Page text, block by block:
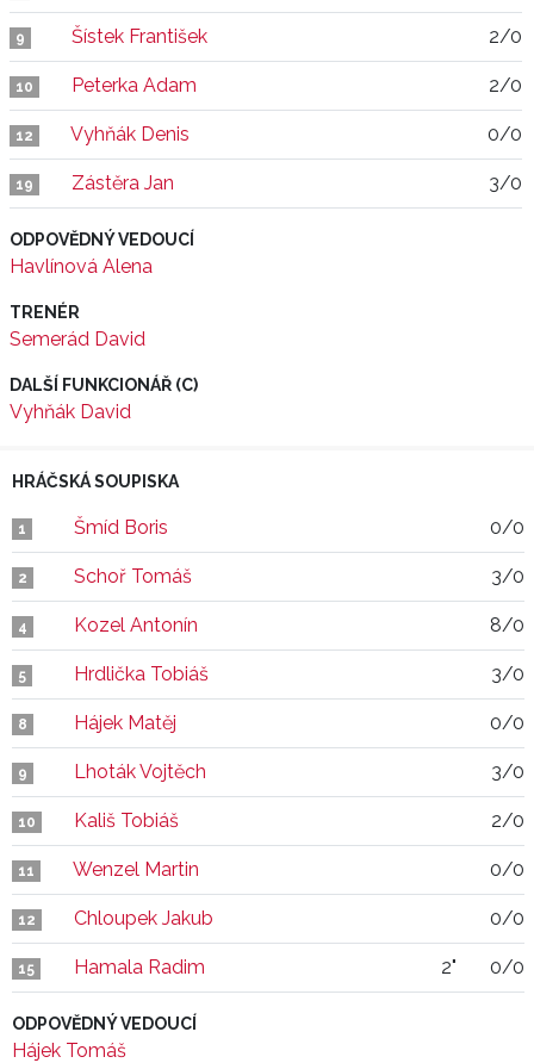
9 Šístek František 2/0
10 Peterka Adam 2/0
12 Vyhňák Denis 0/0
19 Zástěra Jan 3/0
ODPOVĚDNÝ VEDOUCÍ
Havlínová Alena
TRENÉR
Semerád David
DALŠÍ FUNKCIONÁŘ (C)
Vyhňák David
HRÁČSKÁ SOUPISKA
1 Šmíd Boris 0/0
2 Schoř Tomáš 3/0
4 Kozel Antonín 8/0
5 Hrdlička Tobiáš 3/0
8 Hájek Matěj 0/0
9 Lhoták Vojtěch 3/0
10 Kališ Tobiáš 2/0
11 Wenzel Martin 0/0
12 Chloupek Jakub 0/0
15 Hamala Radim 2" 0/0
ODPOVĚDNÝ VEDOUCÍ
Hájek Tomáš